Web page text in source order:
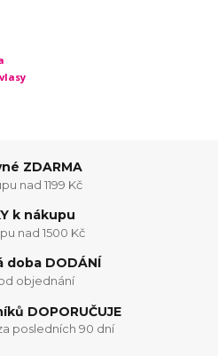
ZDARMA
nad 1199 Kč
k nákupu
nad 1500 Kč
doba DODÁNÍ
objednání
DOPORUČUJE
posledních 90 dní